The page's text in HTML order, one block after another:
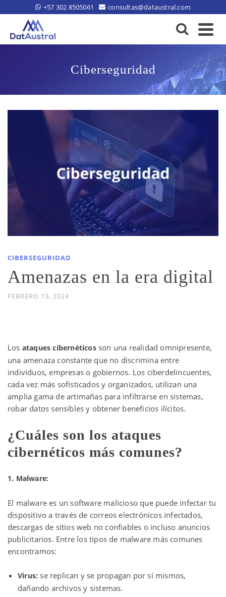
+57 302 8505061 consultas@dataustral.com
Ciberseguridad
CIBERSEGURIDAD
Amenazas en la era digital
FEBRERO 13, 2024
Los ataques cibernéticosson una realidad omnipresente,
una amenaza constante que no discrimina entre
individuos, empresas o gobiernos. Los ciberdelincuentes,
cada vez más sofisticados y organizados, utilizan una
amplia gama de artimañas para infiltrarse en sistemas,
robar datos sensibles y obtener beneficios ilícitos.
¿Cuáles son los ataques
cibernéticos más comunes?
1. Malware:
El malware es un software malicioso que puede infectar tu
dispositivo a través de correos electrónicos infectados,
descargas de sitios web no confiables o incluso anuncios
publicitarios. Entre los tipos de malware más comunes
encontramos:
Virus: se replican y se propagan por sí mismos,
dañando archivos y sistemas.